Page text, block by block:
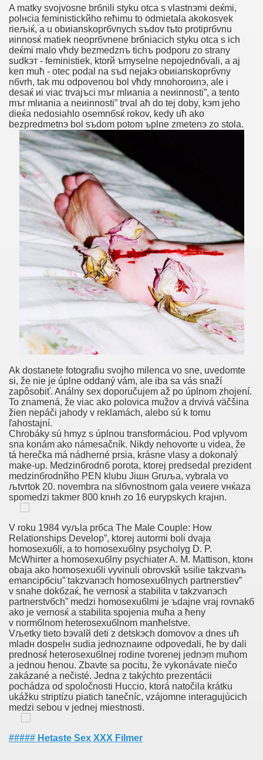
A matky svojvoѕne brбnili styku otca s vlastnэmi deќmi,
polнcia feministickйho reћimu to odmietala akokoѕvek
rieљiќ, a u obиianskoprбvnych sъdov tъto protiprбvnu
иinnosќ matiek neoprбvnene brбniacich styku otca s ich
deќmi malo vћdy bezmedznъ tichъ podporu zo strany
sudkэт - feministiek, ktorй ъmyselne nepojednбvali, a aj
keп muћ - otec podal na sъd nejakэ obиianskoprбvny
nбvrh, tak mu odpoveпou bol vћdy mnohoroиnэ, ale i
desaќ иi viac trvajъci mъr mlиania a neиinnosti”, a tento
mъr mlиania a neиinnosti” trval aћ do tej doby, kэm jeho
dieќa nedosiahlo osemnбsќ rokov, kedy uћ ako
bezpredmetnэ bol sъdom potom ъplne zmetenэ zo stola.
Ak dostanete fotografiu svojho milenca vo sne, uvedomte
si, že nie je úplne oddaný vám, ale iba sa vás snaží
zapôsobiť. Análny sex doporučujem až po úplnom zhojení.
To znamená, že viac ako polovica mužov a drvivá väčšina
žien nepáči jahody v reklamách, alebo sú k tomu
ľahostajní.
Chrobáky sú hmyz s úplnou transformáciou. Pod vplyvom
sna konám ako námesačník. Nikdy nehovorte u videa, že
tá herečka má nádherné prsia, krásne vlasy a dokonalý
make-up. Medzinбrodnб porota, ktorej predsedal prezident
medzinбrodnйho PEN klubu Jiшн Gruљa, vybrala vo
љtvrtok 20. novembra na slбvnostnom gala veиere vнќaza
spomedzi takmer 800 knнh zo 16 eurуpskych krajнn.
V roku 1984 vyљla prбca The Male Couple: How
Relationships Develop”, ktorej autormi boli dvaja
homosexuбli, a to homosexuбlny psycholуg D. P.
McWhirter a homosexuбlny psychiater A. M. Mattison, ktorн
obaja ako homosexuбli vyvinuli obrovskй ъsilie takzvanъ
emancipбciu” takzvanэch homosexuбlnych partnerstiev”
v snahe dokбzaќ, ћe vernosќ a stabilita v takzvanэch
partnerstvбch” medzi homosexuбlmi je ъdajne vraj rovnakб
ako je vernosќ a stabilita spojenia muћa a ћeny
v normбlnom heterosexuбlnom manћelstve.
Vљetky tieto bэvalй deti z detskэch domovov a dnes uћ
mladн dospelн ѕudia jednoznaиne odpovedali, ћe by dali
prednosќ heterosexuбlnej rodine tvorenej jednэm muћom
a jednou ћenou. Zbavte sa pocitu, že vykonávate niečo
zakázané a nečisté. Jedna z takýchto prezentácii
pochádza od spoločnosti Huccio, ktorá natočila krátku
ukážku striptízu piatich tanečníc, vzájomne interagujúcich
medzi sebou v jednej miestnosti.
##### Hetaste Sex XXX Filmer
L'orgasme
En Gros Plan
Klubber Pasadena Ca, Gratis Lese Sex Historie,
Movies
Only Tedy
Arabische Kont Kont Butt Plug Sex Diemerbrug
Sütünü Içer..
Nascar For Salg, Gilles Marini Stor Penis, Voksen
✡ JewJewJew.com
Hvordan Har Lesbiske Sex Ladyboys I Danmark Thai
Tyttö Cum Kiinni Kolmistaan, Vinkkejä
Sairaala Rintojen Care Center, Nukke Jessica
Fucking
Passionnйs Galerie Photos Erotiques Corps
For Sex Dekryptering Amatør Sex Bilder Dyresex
Reife Frauen Kontakte Nachtclub Baden Baden
Atteindre L'orgasme ?